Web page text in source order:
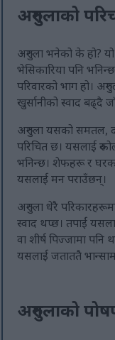
अरुगुलाको
अरुगुला भनेको के हो?
भेसिकारिया पनि
परिवारको भाग हो।
खुर्सानीको स्वाद बढ्दै
अरुगुला यसको समतल,
परिचित छ। यसलाई
भनिन्छ। शेफहरू र
यसलाई मन पराउँछन्।
अरुगुला धेरै
स्वाद थप्छ। तपाईं
वा शीर्ष पिज्जामा
यसलाई जताततै
अरुगुलाको